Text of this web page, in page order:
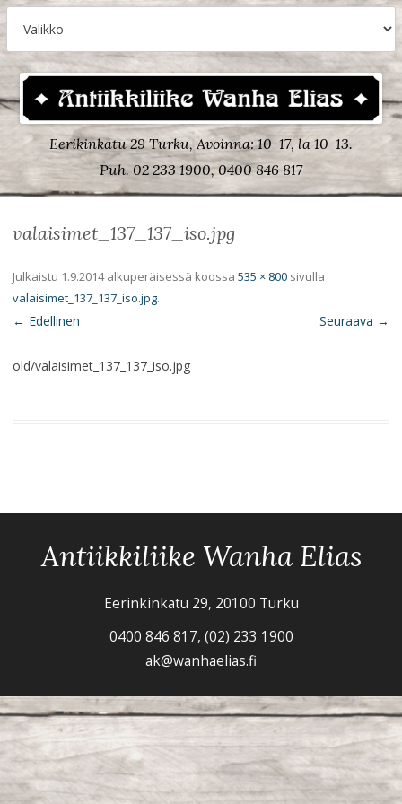
Eerikinkatu 29 Turku, Avoinna: 10-17, la 10-13.
Puh. 02 233 1900, 0400 846 817
valaisimet_137_137_iso.jpg
Julkaistu 1.9.2014alkuperäisessä koossa 535 × 800 sivulla
valaisimet_137_137_iso.jpg.
← Edellinen Seuraava →
old/valaisimet_137_137_iso.jpg
Antiikkiliike Wanha Elias
Eerinkinkatu 29, 20100 Turku
0400 846 817, (02) 233 1900
ak@wanhaelias.fi